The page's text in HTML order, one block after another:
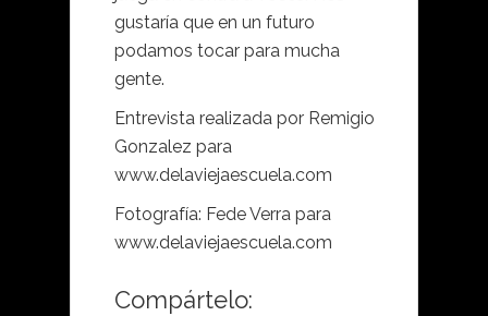
gustaría que en un futuro
podamos tocar para mucha
gente.
Entrevista realizada por Remigio
Gonzalez para
www.delaviejaescuela.com
Fotografía: Fede Verra para
www.delaviejaescuela.com
Compártelo: